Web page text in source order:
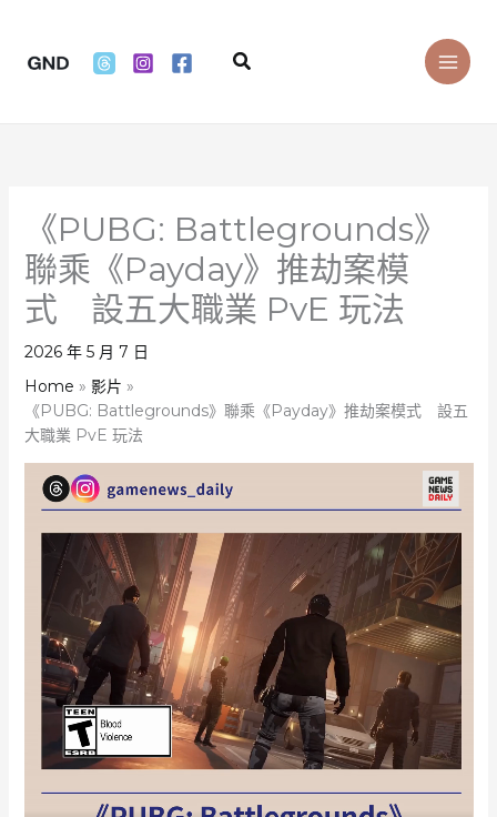
content
Search
《PUBG: Battlegrounds》
聯乘《Payday》推劫案模
式 設五大職業 PvE 玩法
2026 年 5 月 7 日
Home
影片
《PUBG: Battlegrounds》聯乘《Payday》推劫案模式 設五
大職業 PvE 玩法